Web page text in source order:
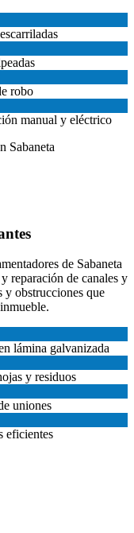
robo
manual y eléctrico
de Sabaneta
reparación de canales y
y obstrucciones que
lámina galvanizada
y residuos
uniones
eficientes